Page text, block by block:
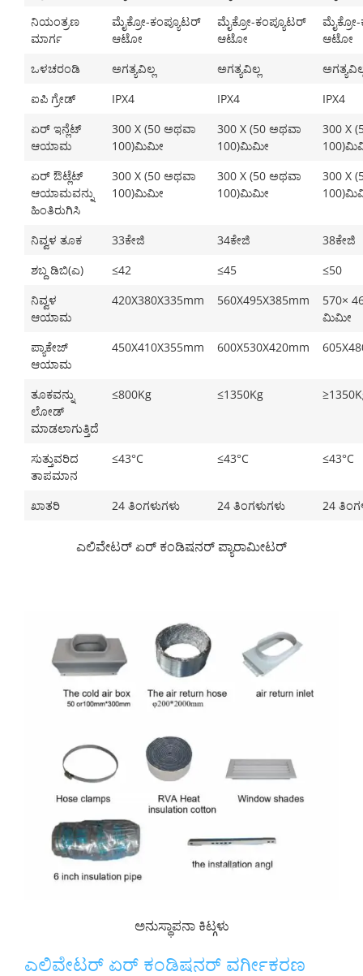
ನಿಯಂತ್ರಣ
ಮಾರ್ಗ
ಮೈಕ್ರೋ-ಕಂಪ್ಯೂಟರ್
ಆಟೋ
ಮೈಕ್ರೋ-ಕಂಪ್ಯೂಟರ್
ಆಟೋ
ಆಟೋ
ಒಳಚರಂಡಿ
ಅಗತ್ಯವಿಲ್ಲ ಅಗತ್ಯವಿಲ್ಲ
ಐಪಿ ಗ್ರೇಡ್
IPX4 IPX4
IPX4
ಏರ್ ಇನ್ಲೆಟ್
ಆಯಾಮ
300 X (50 ಅಥವಾ
100)ಮಿಮೀ
300 X (50 ಅಥವಾ
100)ಮಿಮೀ
300 X
ಏರ್ ಔಟ್ಲೆಟ್
ಆಯಾಮವನ್ನು
ಹಿಂತಿರುಗಿಸಿ
300 X (50 ಅಥವಾ
100)ಮಿಮೀ
300 X (50 ಅಥವಾ
100)ಮಿಮೀ
300 X
ನಿವ್ವಳ ತೂಕ 33ಕೇಜಿ 34ಕೇಜಿ
38ಕೇಜಿ
ಶಬ್ದ ಡಿಬಿ(ಎ)
≤42 ≤45
≤50
ನಿವ್ವಳ
ಆಯಾಮ
420X380X335mm 560X495X385mm
570×
ಮಿಮೀ
ಪ್ಯಾಕೇಜ್
ಆಯಾಮ
450X410X355mm 600X530X420mm
ತೂಕವನ್ನು
ಲೋಡ್
ಮಾಡಲಾಗುತ್ತಿದೆ
≤800Kg ≤1350Kg
ಸುತ್ತುವರಿದ
ತಾಪಮಾನ
≤43°C ≤43°C ≤43°C
ಖಾತರಿ 24 ತಿಂಗಳುಗಳು 24 ತಿಂಗಳುಗಳು 24
ಎಲಿವೇಟರ್ ಏರ್ ಕಂಡಿಷನರ್ ಪ್ಯಾರಾಮೀಟರ್
ಅನುಸ್ಥಾಪನಾ ಕಿಟ್ಗಳು
ಎಲಿವೇಟರ್ ಏರ್ ಕಂಡಿಷನರ್ ವರ್ಗೀಕರಣ